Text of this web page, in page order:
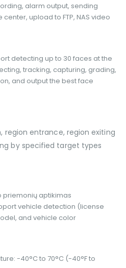
alarm output, sending
upload to FTP, NAS video
detecting up to 30 faces at the
tracking, capturing, grading,
and output the best face
region entrance, region exiting
by specified target types
priemonių aptikimas
vehicle detection (license
and vehicle color
-40°C to 70°C (-40°F to